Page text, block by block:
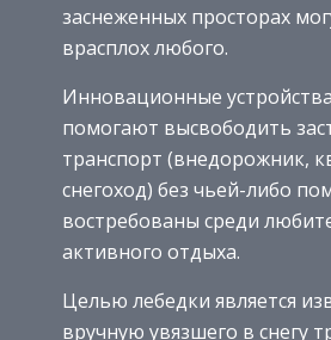
заснеженных просторах
врасплох любого.
Инновационные
помогают высвободить
транспорт (внедорожник,
снегоход) без чьей-либо
востребованы среди
активного отдыха.
Целью лебедки является
вручную увязшего в снегу